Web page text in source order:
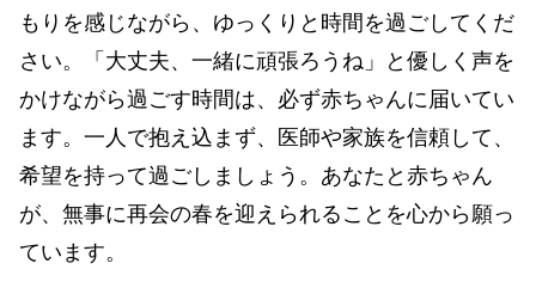
もりを感じながら、ゆっくりと時間を過ごしてくだ
さい。「大丈夫、一緒に頑張ろうね」と優しく声を
かけながら過ごす時間は、必ず赤ちゃんに届いてい
ます。一人で抱え込まず、医師や家族を信頼して、
希望を持って過ごしましょう。あなたと赤ちゃん
が、無事に再会の春を迎えられることを心から願っ
ています。